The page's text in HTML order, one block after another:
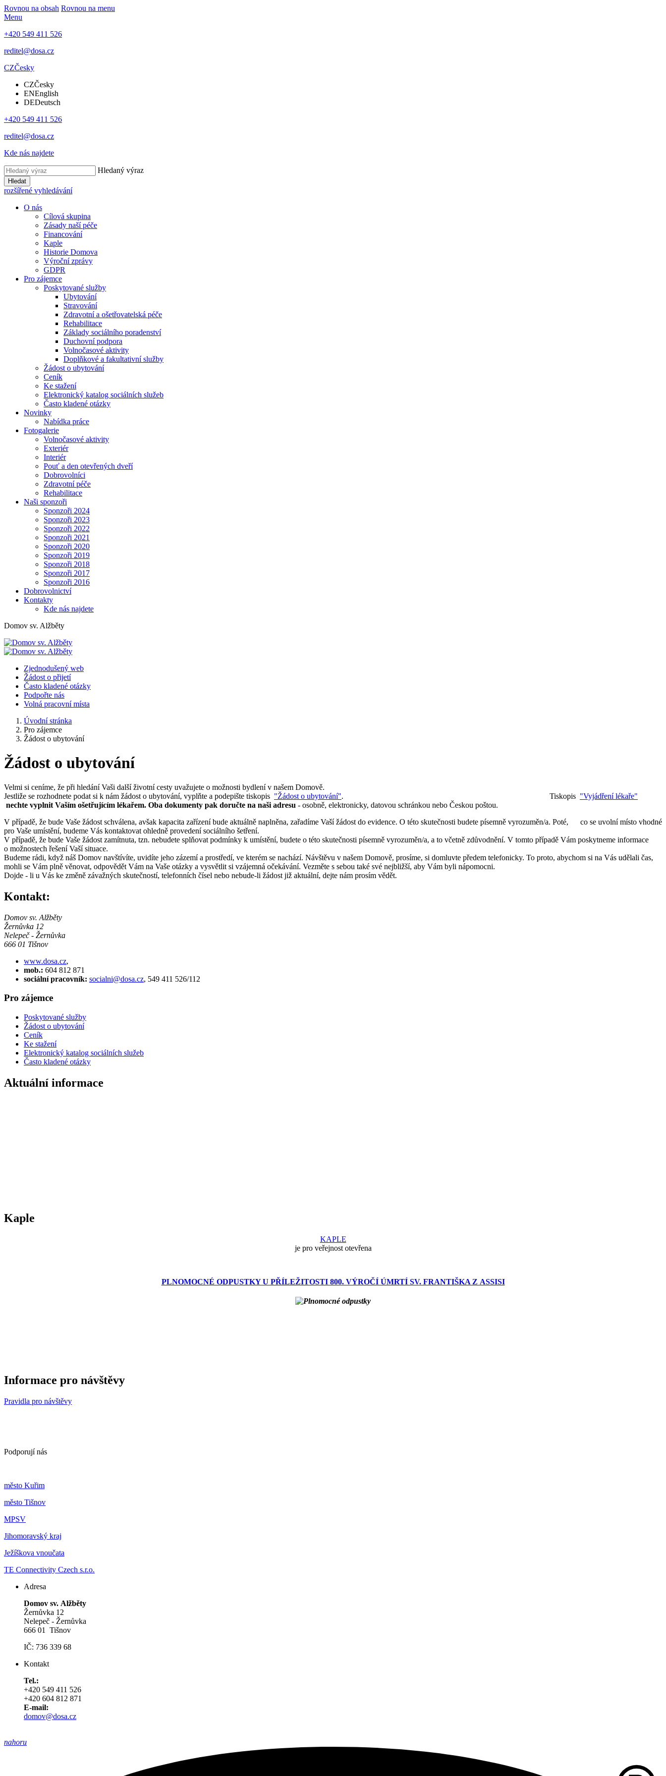
Rovnou na obsah Rovnou na menu
Menu
+420 549 411 526
reditel@dosa.cz
CZČesky
CZČesky
ENEnglish
DEDeutsch
+420 549 411 526
reditel@dosa.cz
Kde nás najdete
Hledaný výraz
Hledat
rozšířené vyhledávání
O nás
Cílová skupina
Zásady naší péče
Financování
Kaple
Historie Domova
Výroční zprávy
GDPR
Pro zájemce
Poskytované služby
Ubytování
Stravování
Zdravotní a ošetřovatelská péče
Rehabilitace
Základy sociálního poradenství
Duchovní podpora
Volnočasové aktivity
Doplňkové a fakultativní služby
Žádost o ubytování
Ceník
Ke stažení
Elektronický katalog sociálních služeb
Často kladené otázky
Novinky
Nabídka práce
Fotogalerie
Volnočasové aktivity
Exteriér
Interiér
Pouť a den otevřených dveří
Dobrovolníci
Zdravotní péče
Rehabilitace
Naši sponzoři
Sponzoři 2024
Sponzoři 2023
Sponzoři 2022
Sponzoři 2021
Sponzoři 2020
Sponzoři 2019
Sponzoři 2018
Sponzoři 2017
Sponzoři 2016
Dobrovolnictví
Kontakty
Kde nás najdete
Domov sv. Alžběty
Zjednodušený web
Žádost o přijetí
Často kladené otázky
Podpořte nás
Volná pracovní místa
Úvodní stránka
Pro zájemce
Žádost o ubytování
Žádost o ubytování
Velmi si ceníme, že při hledání Vaši další životní cesty uvažujete o možnosti bydlení v našem Domově.
Jestliže se rozhodnete podat si k nám žádost o ubytování, vyplňte a podepište tiskopis "Žádost o ubytování". Tiskopis "Vyjádření lékaře"
nechte vyplnit Vaším ošetřujícím lékařem. Oba dokumenty pak doručte na naši adresu - osobně, elektronicky, datovou schránkou nebo Českou poštou.
V případě, že bude Vaše žádost schválena, avšak kapacita zařízení bude aktuálně naplněna, zařadíme Vaší žádost do evidence. O této skutečnosti budete písemně vyrozuměn/a. Poté, co se uvolní místo vhodné
pro Vaše umístění, budeme Vás kontaktovat ohledně provedení sociálního šetření.
V případě, že bude Vaše žádost zamítnuta, tzn. nebudete splňovat podmínky k umístění, budete o této skutečnosti písemně vyrozuměn/a, a to včetně zdůvodnění. V tomto případě Vám poskytneme informace
o možnostech řešení Vaší situace.
Budeme rádi, když náš Domov navštívíte, uvidíte jeho zázemí a prostředí, ve kterém se nachází. Návštěvu v našem Domově, prosíme, si domluvte předem telefonicky. To proto, abychom si na Vás udělali čas,
mohli se Vám plně věnovat, odpovědět Vám na Vaše otázky a vysvětlit si vzájemná očekávání. Vezměte s sebou také své nejbližší, aby Vám byli nápomocni.
Dojde - li u Vás ke změně závažných skutečností, telefonních čísel nebo nebude-li žádost již aktuální, dejte nám prosím vědět.
Kontakt:
Domov sv. Alžběty
Žernůvka 12
Nelepeč - Žernůvka
666 01 Tišnov
www.dosa.cz,
mob.: 604 812 871
sociální pracovník: socialni@dosa.cz, 549 411 526/112
Pro zájemce
Poskytované služby
Žádost o ubytování
Ceník
Ke stažení
Elektronický katalog sociálních služeb
Často kladené otázky
Aktuální informace
Kaple
KAPLE
je pro veřejnost otevřena
PLNOMOCNÉ ODPUSTKY U PŘÍLEŽITOSTI 800. VÝROČÍ ÚMRTÍ SV. FRANTIŠKA Z ASSISI
Informace pro návštěvy
Pravidla pro návštěvy
Podporují nás
město Kuřim
město Tišnov
MPSV
Jihomoravský kraj
Ježíškova vnoučata
TE Connectivity Czech s.r.o.
Adresa
Domov sv. Alžběty
Žernůvka 12
Nelepeč - Žernůvka
666 01 Tišnov
IČ: 736 339 68
Kontakt
Tel.:
+420 549 411 526
+420 604 812 871
E-mail:
domov@dosa.cz
nahoru